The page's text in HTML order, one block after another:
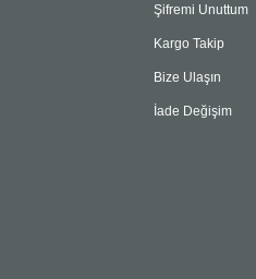
Şifremi Unuttum
Kargo Takip
Bize Ulaşın
İade Değişim